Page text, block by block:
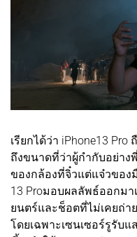
เรียกได้ว่า iPhone13
ถึงขนาดที่ว่าผู้กำกับอย่า
ของกล้องที่จิ๋วแต่แจ๋วของ
13 Proมอบผลลัพธ์ออกม
ยนตร์และช็อตที่ไม่เคยถ่า
โดยเฉพาะเซนเซอร์รูรับ